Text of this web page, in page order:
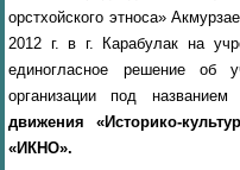
орстхойского этноса»
2012 г. в г. Карабулак на
единогласное решение
организации под названием
движения «Историко-
«ИКНО».